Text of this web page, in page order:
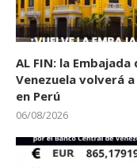
AL FIN: la Embajada
Venezuela volverá
en Perú
06/08/2026